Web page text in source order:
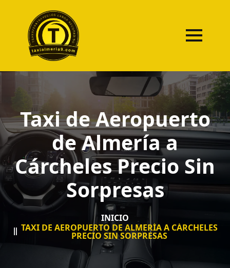
Taxi de Aeropuerto
de Almería a
Cárcheles Precio Sin
Sorpresas
INICIO
TAXI DE AEROPUERTO DE ALMERÍA A CÁRCHELES
PRECIO SIN SORPRESAS